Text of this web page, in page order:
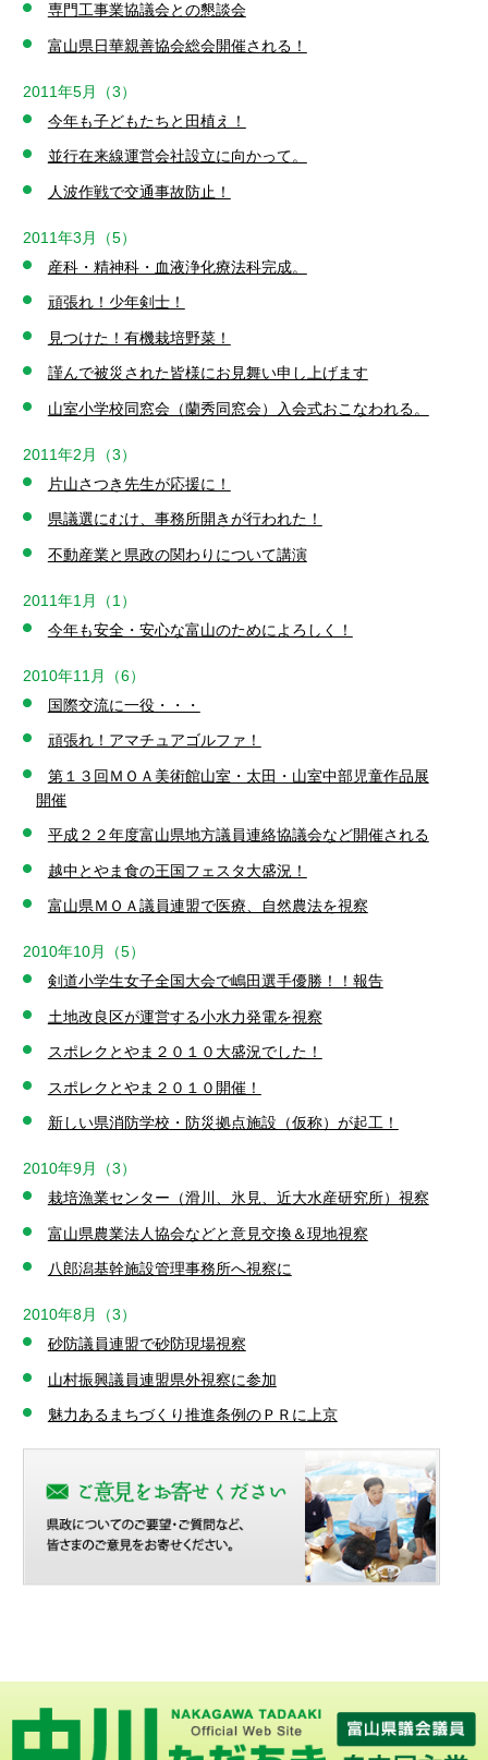
専門工事業協議会との懇談会
富山県日華親善協会総会開催される！
2011年5月（3）
今年も子どもたちと田植え！
並行在来線運営会社設立に向かって。
人波作戦で交通事故防止！
2011年3月（5）
産科・精神科・血液浄化療法科完成。
頑張れ！少年剣士！
見つけた！有機栽培野菜！
謹んで被災された皆様にお見舞い申し上げます
山室小学校同窓会（蘭秀同窓会）入会式おこなわれる。
2011年2月（3）
片山さつき先生が応援に！
県議選にむけ、事務所開きが行われた！
不動産業と県政の関わりについて講演
2011年1月（1）
今年も安全・安心な富山のためによろしく！
2010年11月（6）
国際交流に一役・・・
頑張れ！アマチュアゴルファ！
第１３回ＭＯＡ美術館山室・太田・山室中部児童作品展
開催
平成２２年度富山県地方議員連絡協議会など開催される
越中とやま食の王国フェスタ大盛況！
富山県ＭＯＡ議員連盟で医療、自然農法を視察
2010年10月（5）
剣道小学生女子全国大会で嶋田選手優勝！！報告
土地改良区が運営する小水力発電を視察
スポレクとやま２０１０大盛況でした！
スポレクとやま２０１０開催！
新しい県消防学校・防災拠点施設（仮称）が起工！
2010年9月（3）
栽培漁業センター（滑川、氷見、近大水産研究所）視察
富山県農業法人協会などと意見交換＆現地視察
八郎潟基幹施設管理事務所へ視察に
2010年8月（3）
砂防議員連盟で砂防現場視察
山村振興議員連盟県外視察に参加
魅力あるまちづくり推進条例のＰＲに上京